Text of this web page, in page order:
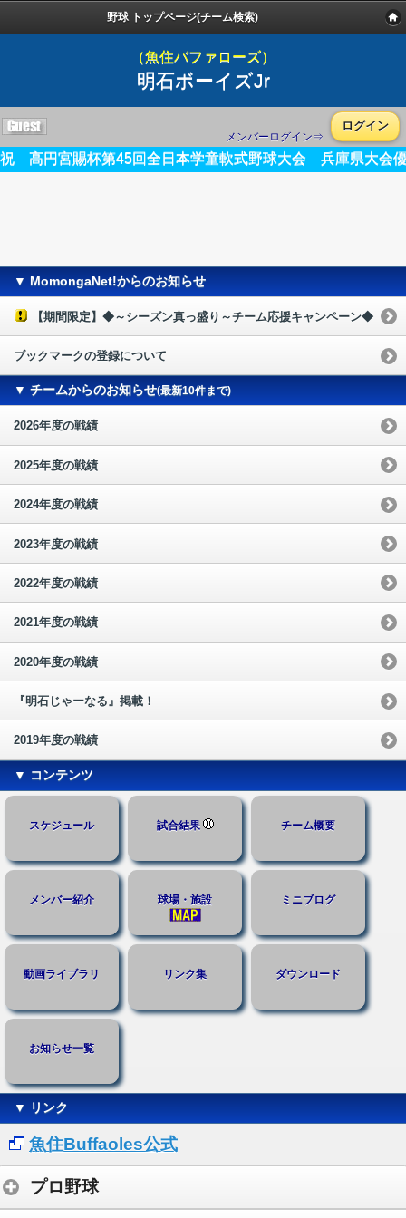
野球 トップページ(チーム検索)
（魚住バファローズ）
明石ボーイズJr
メンバーログイン⇒
ログイン
祝 高円宮賜杯第45回全日本学童軟式野球大会 兵庫県大会
▼ MomongaNet!からのお知らせ
【期間限定】◆～シーズン真っ盛り～チーム応援キャンペーン◆
ブックマークの登録について
▼ チームからのお知らせ(最新10件まで)
2026年度の戦績
2025年度の戦績
2024年度の戦績
2023年度の戦績
2022年度の戦績
2021年度の戦績
2020年度の戦績
『明石じゃーなる』掲載！
2019年度の戦績
▼ コンテンツ
スケジュール 試合結果 チーム概要
メンバー紹介 球場・施設 ミニブログ
動画ライブラリ リンク集 ダウンロード
お知らせ一覧
▼ リンク
魚住Buffaoles公式
プロ野球